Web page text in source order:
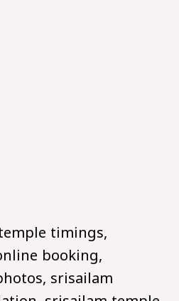
temple timings,
booking,
srisailam